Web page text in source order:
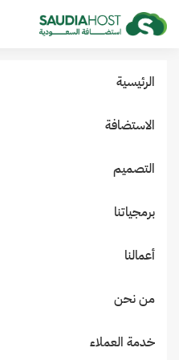
الرئيسية
الاستضافة
التصميم
برمجياتنا
أعمالنا
من نحن
خدمة العملاء